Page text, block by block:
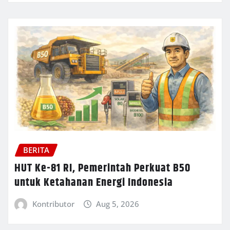
BERITA
HUT Ke-81 RI, Pemerintah Perkuat B50
untuk Ketahanan Energi Indonesia
Kontributor Aug 5, 2026